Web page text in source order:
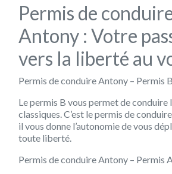
Permis de
Antony : Votre
vers la liberté au
Permis de conduire Antony – Permis
Le permis B vous permet de conduire
classiques. C’est le permis de
il vous donne l’autonomie de vous
toute liberté.
Permis de conduire Antony – Permis